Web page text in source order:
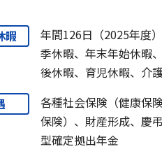
暇
年間126日（2025年度
季休暇、年末年始休暇
後休暇、育児休暇、介
各種社会保険（健康保
保険）、財産形成、慶
型確定拠出年金